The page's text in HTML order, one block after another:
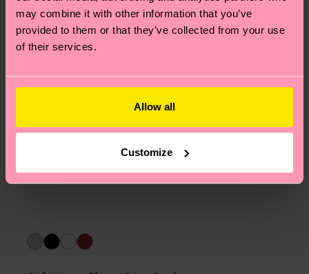
may combine it with other information that you’ve
provided to them or that they’ve collected from your use
of their services.
Allow all
Customize